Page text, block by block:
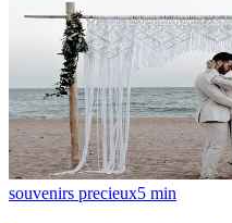
souvenirs precieux5 min